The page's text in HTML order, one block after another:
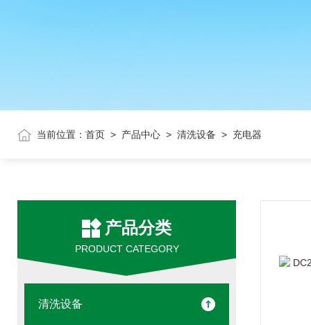
当前位置： 首页 > 产品中心 > 清洗设备 > 充电器
产品分类
PRODUCT CATEGORY
清洗设备